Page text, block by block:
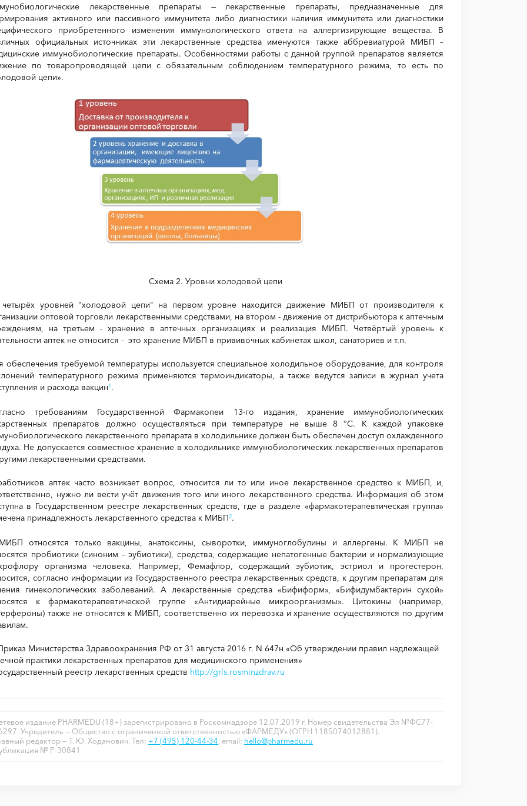
лекарственные препараты — лекарственные препараты, предназначенные для
активного или пассивного иммунитета либо диагностики наличия иммунитета или диагностики
приобретенного изменения иммунологического ответа на аллергизирующие вещества. В
официальных источниках эти лекарственные средства именуются также аббревиатурой МИБП –
иммунобиологические препараты. Особенностями работы с данной группой препаратов является
по товаропроводящей цепи с обязательным соблюдением температурного режима, то есть по
цепи».
Схема 2. Уровни холодовой цепи
уровней "холодовой цепи" на первом уровне находится движение МИБП от производителя к
оптовой торговли лекарственными средствами, на втором - движение от дистрибьютора к аптечным
на третьем - хранение в аптечных организациях и реализация МИБП. Четвёртый уровень к
аптек не относится - это хранение МИБП в прививочных кабинетах школ, санаториев и т.п.
обеспечения требуемой температуры используется специальное холодильное оборудование, для контроля
температурного режима применяются термоиндикаторы, а также ведутся записи в журнал учета
и расхода вакцин1.
требованиям Государственной Фармакопеи 13-го издания, хранение иммунобиологических
препаратов должно осуществляться при температуре не выше 8 °С. К каждой упаковке
лекарственного препарата в холодильнике должен быть обеспечен доступ охлажденного
Не допускается совместное хранение в холодильнике иммунобиологических лекарственных препаратов
лекарственными средствами.
аптек часто возникает вопрос, относится ли то или иное лекарственное средство к МИБП, и,
нужно ли вести учёт движения того или иного лекарственного средства. Информация об этом
в Государственном реестре лекарственных средств, где в разделе «фармакотерапевтическая группа»
принадлежность лекарственного средства к МИБП2.
относятся только вакцины, анатоксины, сыворотки, иммуноглобулины и аллергены. К МИБП не
пробиотики (синоним – эубиотики), средства, содержащие непатогенные бактерии и нормализующие
организма человека. Например, Фемафлор, содержащий эубиотик, эстриол и прогестерон,
согласно информации из Государственного реестра лекарственных средств, к другим препаратам для
гинекологических заболеваний. А лекарственные средства «Бифиформ», «Бифидумбактерин сухой»
к фармакотерапевтической группе «Антидиарейные микроорганизмы». Цитокины (например,
также не относятся к МИБП, соответственно их перевозка и хранение осуществляются по другим
Министерства Здравоохранения РФ от 31 августа 2016 г. N 647н «Об утверждении правил надлежащей
практики лекарственных препаратов для медицинского применения»
реестр лекарственных средств http://grls.rosminzdrav.ru
издание PHARMEDU (18+) зарегистрировано в Роскомнадзоре 12.07.2019 г. Номер свидетельства Эл №ФС77-
Учредитель — Общество с ограниченной ответственностью «ФАРМЕДУ» (ОГРН 1185074012881).
редактор — Т. Ю. Ходанович. Тел: +7 (495) 120-44-34 , email: hello@pharmedu.ru
№ P-30841